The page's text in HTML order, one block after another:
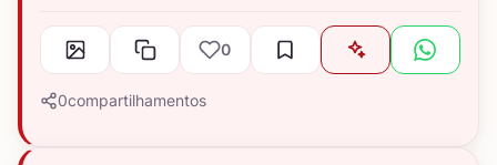
0
0compartilhamentos